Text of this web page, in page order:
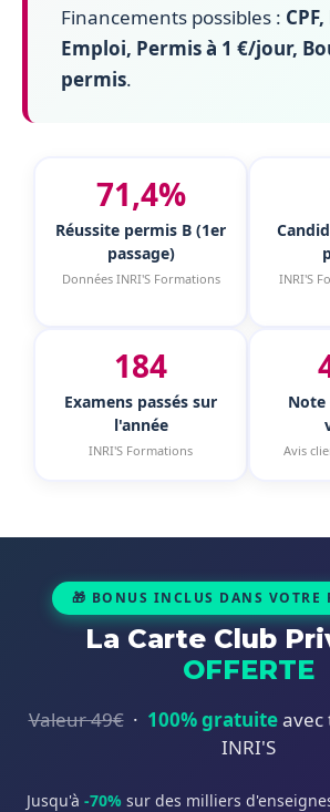
Financements possibles :
Emploi, Permis à 1 €/jour,
permis.
71,4%
Réussite permis B (1er
passage)
Données INRI'S Formations
INRI'S
184
Examens passés sur
l'année
INRI'S Formations
Note
Avis
🎁 BONUS INCLUS DANS VOTRE
La Carte Club
OFFERTE
Valeur 49€· 100% gratuiteavec
INRI'S
Jusqu'à -70% sur des milliers